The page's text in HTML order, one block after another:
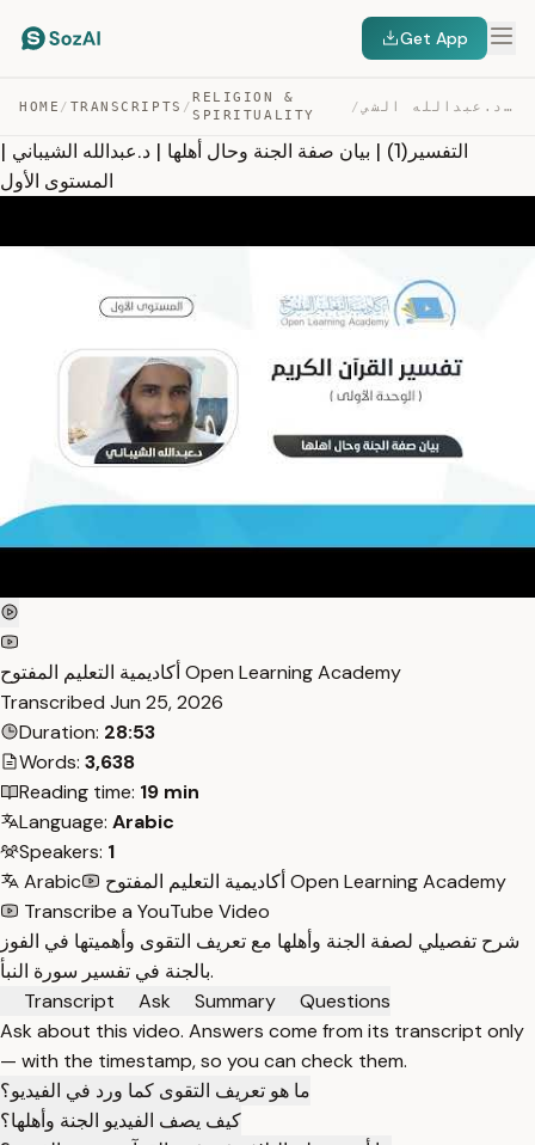
Get App
HOME / TRANSCRIPTS /
RELIGION &
SPIRITUALITY
/ التفسير(1) | بيان صفة الجنة وحال أهلها | د.عبدالله الشي… — TRANSCRIPT
التفسير(1) | بيان صفة الجنة وحال أهلها | د.عبدالله الشيباني |
المستوى الأول
أكاديمية التعليم المفتوح Open Learning Academy
Transcribed Jun 25, 2026
Duration: 28:53
Words: 3,638
Reading time: 19 min
Language: Arabic
Speakers: 1
Arabic
أكاديمية التعليم المفتوح Open Learning Academy
Transcribe a YouTube Video
شرح تفصيلي لصفة الجنة وأهلها مع تعريف التقوى وأهميتها في الفوز
بالجنة في تفسير سورة النبأ.
Transcript
Ask Summary
Questions
Ask about this video. Answers come from its transcript only
— with the timestamp, so you can check them.
ما هو تعريف التقوى كما ورد في الفيديو؟
كيف يصف الفيديو الجنة وأهلها؟